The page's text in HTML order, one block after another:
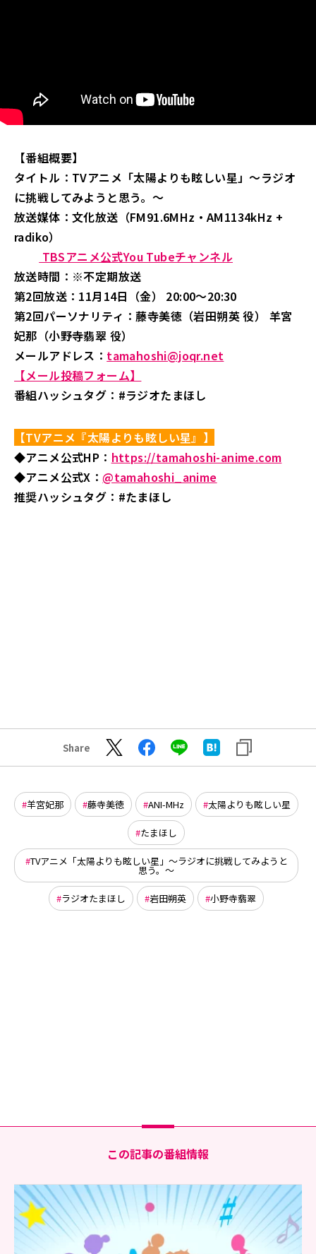
【番組概要】
タイトル：TVアニメ「太陽よりも眩しい星」～ラジオ
に挑戦してみようと思う。～
放送媒体：文化放送（FM91.6MHz・AM1134kHz +
radiko）
TBSアニメ公式You Tubeチャンネル
放送時間：※不定期放送
第2回放送：11月14日（金） 20:00～20:30
第2回パーソナリティ：藤寺美徳（岩田朔英 役） 羊宮
妃那（小野寺翡翠 役）
メールアドレス： tamahoshi@joqr.net
【メール投稿フォーム】
番組ハッシュタグ：#ラジオたまほし
【TVアニメ『太陽よりも眩しい星』】
◆アニメ公式HP： https://tamahoshi-anime.com
◆アニメ公式X：@tamahoshi_anime
推奨ハッシュタグ：#たまほし
Share
羊宮妃那 藤寺美徳 ANI-MHz 太陽よりも眩しい星
たまほし
TVアニメ「太陽よりも眩しい星」～ラジオに挑戦してみようと
思う。～
ラジオたまほし 岩田朔英 小野寺翡翠
この記事の番組情報